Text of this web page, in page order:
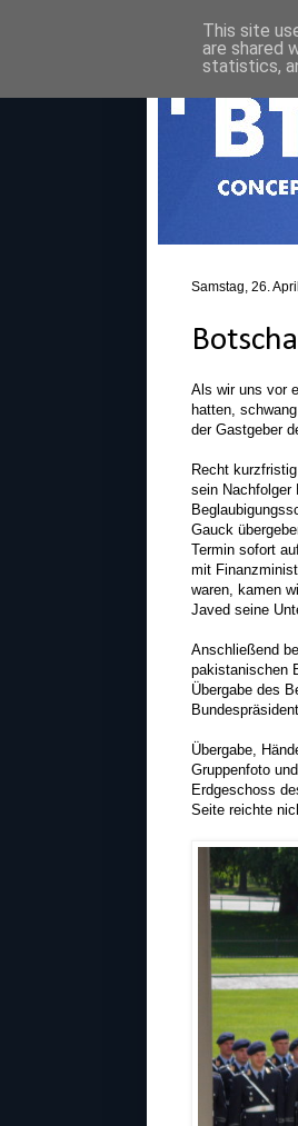
Samstag, 26.
Als wir uns vor
hatten,
der Gastgeber
Recht
sein Nachfolger
Gauck
Termin sofort
mit
waren, kamen
Javed seine
Anschließend
pakistanischen
Übergabe des
Übergabe,
Gruppenfoto
Erdgeschoss
Seite reichte
This site
are shared
statistics,